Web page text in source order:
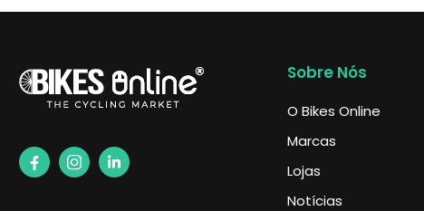
Sobre Nós
O Bikes Online
Marcas
Lojas
Notícias